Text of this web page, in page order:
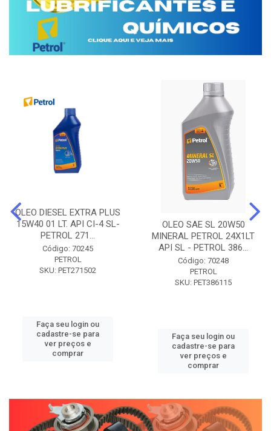
OLEO DIESEL EXTRA PLUS
15W40 01 LT. API CI-4 SL-
PETROL 271...
Código: 70245
PETROL
SKU: PET271502
Faça seu login ou
cadastre-se para
ver preços e
comprar
OLEO SAE SL 20W50
MINERAL PETROL 24X1LT
API SL - PETROL 386...
Código: 70248
PETROL
SKU: PET386115
Faça seu login ou
cadastre-se para
ver preços e
comprar